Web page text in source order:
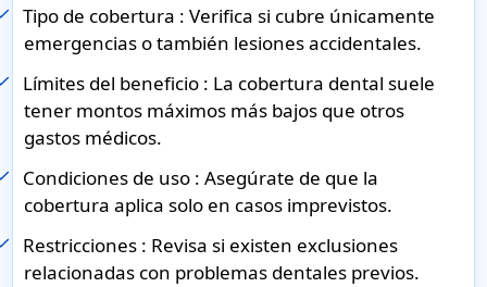
Tipo de cobertura : Verifica si cubre únicamente
emergencias o también lesiones accidentales.
Límites del beneficio : La cobertura dental suele
tener montos máximos más bajos que otros
gastos médicos.
Condiciones de uso : Asegúrate de que la
cobertura aplica solo en casos imprevistos.
Restricciones : Revisa si existen exclusiones
relacionadas con problemas dentales previos.